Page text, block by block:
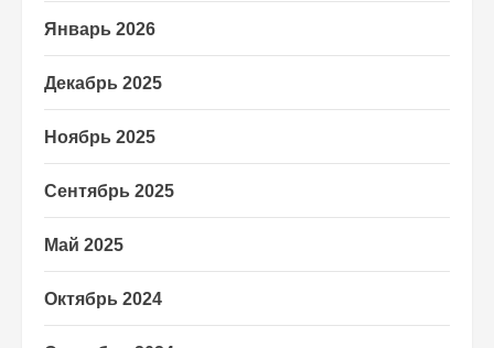
Январь 2026
Декабрь 2025
Ноябрь 2025
Сентябрь 2025
Май 2025
Октябрь 2024